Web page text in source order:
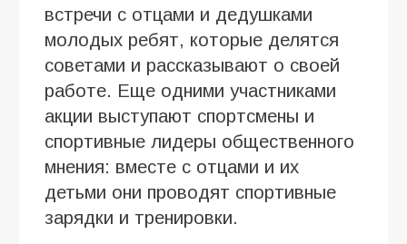
встречи с отцами и дедушками
молодых ребят, которые делятся
советами и рассказывают о своей
работе. Еще одними участниками
акции выступают спортсмены и
спортивные лидеры общественного
мнения: вместе с отцами и их
детьми они проводят спортивные
зарядки и тренировки.